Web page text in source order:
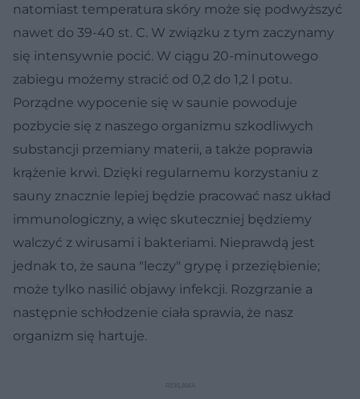
natomiast temperatura skóry może się podwyższyć
nawet do 39-40 st. C. W związku z tym zaczynamy
się intensywnie pocić. W ciągu 20-minutowego
zabiegu możemy stracić od 0,2 do 1,2 l potu.
Porządne wypocenie się w saunie powoduje
pozbycie się z naszego organizmu szkodliwych
substancji przemiany materii, a także poprawia
krążenie krwi. Dzięki regularnemu korzystaniu z
sauny znacznie lepiej będzie pracować nasz układ
immunologiczny, a więc skuteczniej będziemy
walczyć z wirusami i bakteriami. Nieprawdą jest
jednak to, że sauna "leczy" grypę i przeziębienie;
może tylko nasilić objawy infekcji. Rozgrzanie a
następnie schłodzenie ciała sprawia, że nasz
organizm się hartuje.